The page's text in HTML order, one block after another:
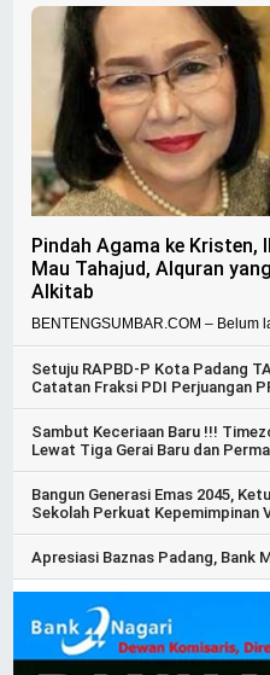
Pindah Agama ke Kristen,
Mau Tahajud, Alquran
Alkitab
BENTENGSUMBAR.COM – Belum
Setuju RAPBD-P Kota Padang
Catatan Fraksi PDI Perjuangan
Sambut Keceriaan Baru !!!
Lewat Tiga Gerai Baru dan
Bangun Generasi Emas 2045,
Sekolah Perkuat Kepemimpinan
Apresiasi Baznas Padang, Bank